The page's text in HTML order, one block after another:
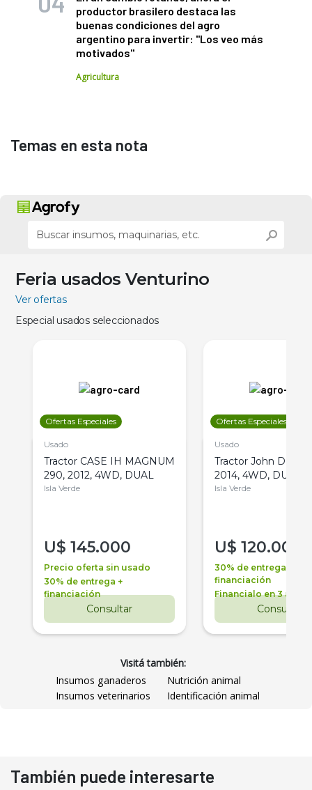
productor brasilero destaca las
buenas condiciones del agro
argentino para invertir: "Los veo más
motivados"
Agricultura
Temas en esta nota
Feria usados Venturino
Ver ofertas
Especial usados seleccionados
Ofertas Especiales
Usado
Tractor CASE IH MAGNUM
290, 2012, 4WD, DUAL
Isla Verde
U$ 145.000
Precio oferta sin usado
30% de entrega +
financiación
Consultar
Ofertas Especiales
Usado
Tractor John Deere
2014, 4WD, DUAL
Isla Verde
U$ 120.000
30% de entrega +
financiación
Financialo en 3 años
Consultar
Visitá también:
Insumos ganaderos
Nutrición animal
Insumos veterinarios
Identificación animal
También puede interesarte